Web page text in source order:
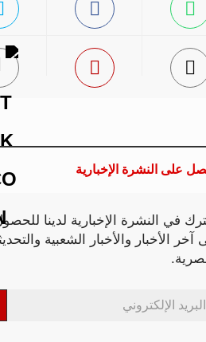
على النشرة الإخبارية
في النشرة الإخبارية لدينا
آخر الأخبار والأخبار الشعبية